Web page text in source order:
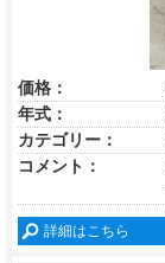
価格：
年式：
カテゴリー：
コメント：
詳細はこちら